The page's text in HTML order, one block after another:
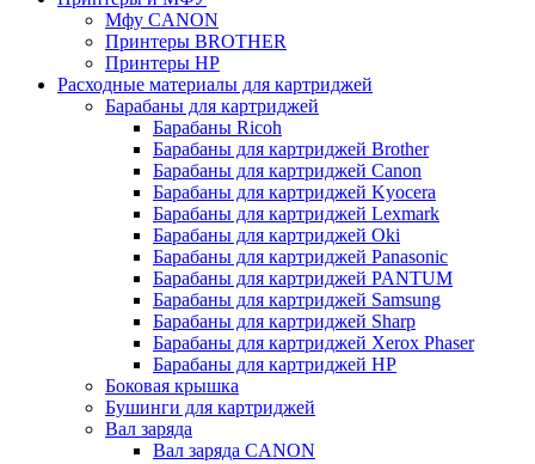
Мфу CANON
Принтеры BROTHER
Принтеры HP
Расходные материалы для картриджей
Барабаны для картриджей
Барабаны Ricoh
Барабаны для картриджей Brother
Барабаны для картриджей Canon
Барабаны для картриджей Kyocera
Барабаны для картриджей Lexmark
Барабаны для картриджей Oki
Барабаны для картриджей Panasonic
Барабаны для картриджей PANTUM
Барабаны для картриджей Samsung
Барабаны для картриджей Sharp
Барабаны для картриджей Xerox Phaser
Барабаны для картриджей НР
Боковая крышка
Бушинги для картриджей
Вал заряда
Вал заряда CANON